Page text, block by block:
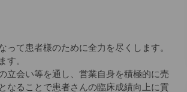
て患者様のために全力を尽くします。
す。
立会い等を通し、営業自身を積極的に売
なることで患者さんの臨床成績向上に貢